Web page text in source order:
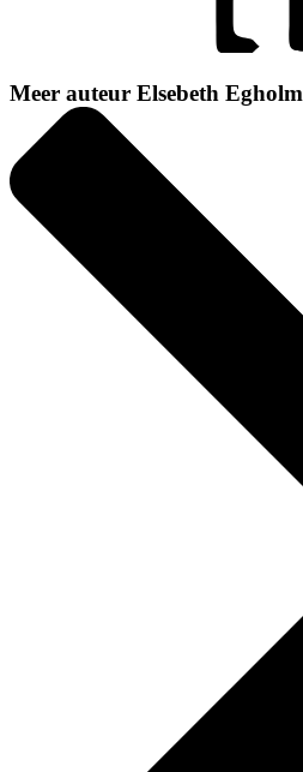
Meer auteur Elsebeth Egholm